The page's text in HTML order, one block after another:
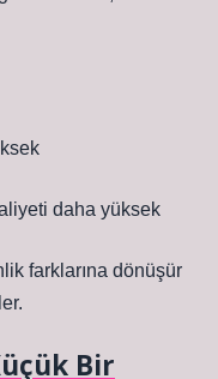
daha yüksek
farklarına dönüşür
Bir